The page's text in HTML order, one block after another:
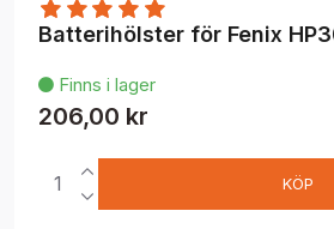
 Finns i lager
Batterihölster för Fenix
206,00 kr
KÖP